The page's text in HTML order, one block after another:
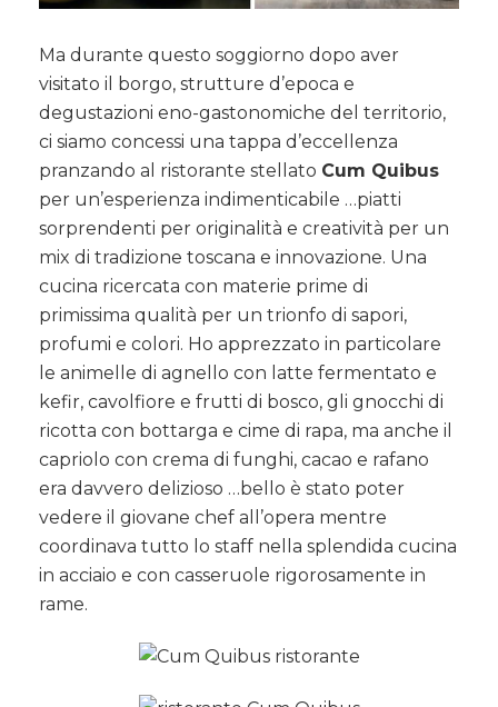
Ma durante questo soggiorno dopo aver
visitato il borgo, strutture d’epoca e
degustazioni eno-gastonomiche del territorio,
ci siamo concessi una tappa d’eccellenza
pranzando al ristorante stellato Cum Quibus
per un’esperienza indimenticabile …piatti
sorprendenti per originalità e creatività per un
mix di tradizione toscana e innovazione. Una
cucina ricercata con materie prime di
primissima qualità per un trionfo di sapori,
profumi e colori. Ho apprezzato in particolare
le animelle di agnello con latte fermentato e
kefir, cavolfiore e frutti di bosco, gli gnocchi di
ricotta con bottarga e cime di rapa, ma anche il
capriolo con crema di funghi, cacao e rafano
era davvero delizioso …bello è stato poter
vedere il giovane chef all’opera mentre
coordinava tutto lo staff nella splendida cucina
in acciaio e con casseruole rigorosamente in
rame.